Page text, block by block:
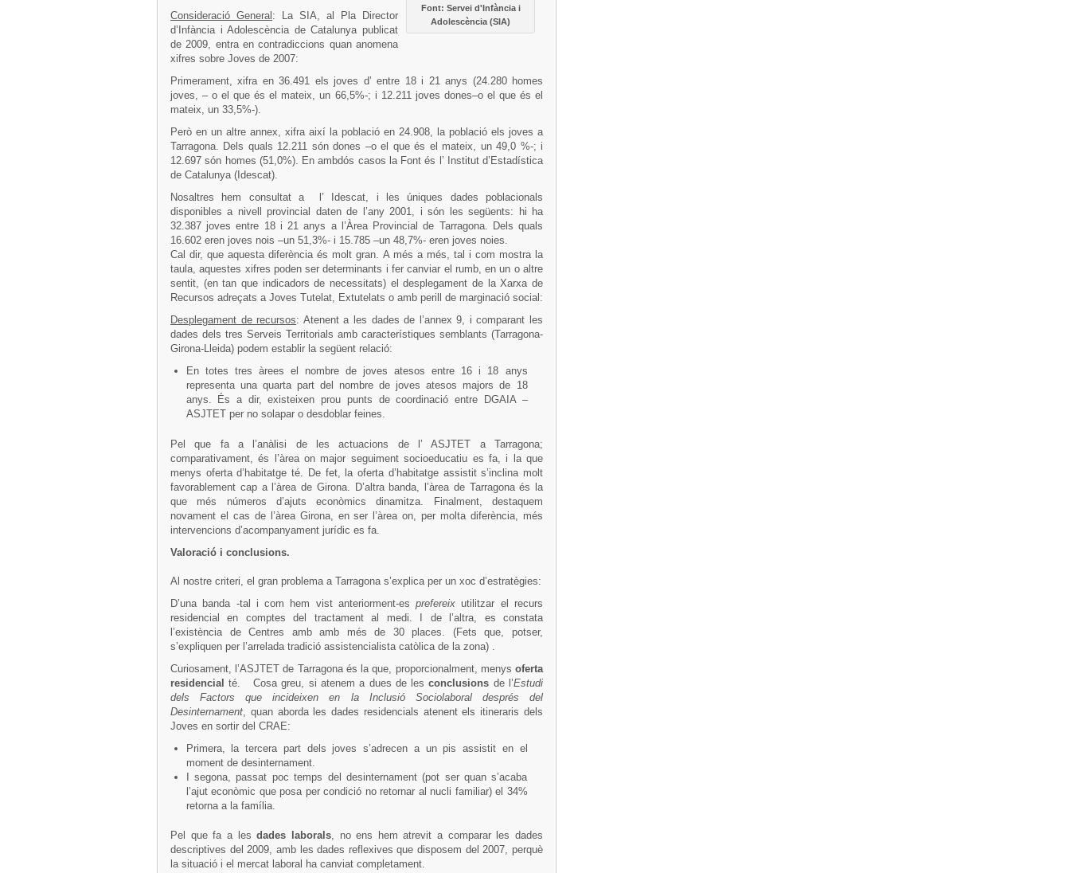
Font: Servei d'Infància i
Adolescència (SIA)
Consideració General : La SIA, al Pla Director
d’Infància i Adolescència de Catalunya publicat
de 2009, entra en contradiccions quan anomena
xifres sobre Joves de 2007:
Primerament, xifra en 36.491 els joves d’ entre 18 i 21 anys (24.280 homes
joves, – o el que és el mateix, un 66,5%-; i 12.211 joves dones–o el que és el
mateix, un 33,5%-).
Però en un altre annex, xifra així la població en 24.908, la població els joves a
Tarragona. Dels quals 12.211 són dones –o el que és el mateix, un 49,0 %-; i
12.697 són homes (51,0%). En ambdós casos la Font és l’ Institut d’Estadística
de Catalunya (Idescat).
Nosaltres hem consultat a l’ Idescat, i les úniques dades poblacionals
disponibles a nivell provincial daten de l’any 2001, i són les següents: hi ha
32.387 joves entre 18 i 21 anys a l’Àrea Provincial de Tarragona. Dels quals
16.602 eren joves nois –un 51,3%- i 15.785 –un 48,7%- eren joves noies.
Cal dir, que aquesta diferència és molt gran. A més a més, tal i com mostra la
taula, aquestes xifres poden ser determinants i fer canviar el rumb, en un o altre
sentit, (en tan que indicadors de necessitats) el desplegament de la Xarxa de
Recursos adreçats a Joves Tutelat, Extutelats o amb perill de marginació social:
Desplegament de recursos: Atenent a les dades de l’annex 9, i comparant les
dades dels tres Serveis Territorials amb característiques semblants (Tarragona-
Girona-Lleida) podem establir la següent relació:
En totes tres àrees el nombre de joves atesos entre 16 i 18 anys
representa una quarta part del nombre de joves atesos majors de 18
anys. És a dir, existeixen prou punts de coordinació entre DGAIA –
ASJTET per no solapar o desdoblar feines.
Pel que fa a l’anàlisi de les actuacions de l’ ASJTET a Tarragona;
comparativament, és l’àrea on major seguiment socioeducatiu es fa, i la que
menys oferta d’habitatge té. De fet, la oferta d’habitatge assistit s’inclina molt
favorablement cap a l’àrea de Girona. D’altra banda, l’àrea de Tarragona és la
que més números d’ajuts econòmics dinamitza. Finalment, destaquem
novament el cas de l’àrea Girona, en ser l’àrea on, per molta diferència, més
intervencions d’acompanyament jurídic es fa.
Valoració i conclusions.
Al nostre criteri, el gran problema a Tarragona s’explica per un xoc d’estratègies:
D’una banda -tal i com hem vist anteriorment-esprefereixutilitzar el recurs
residencial en comptes del tractament al medi. I de l’altra, es constata
l’existència de Centres amb amb més de 30 places. (Fets que, potser,
s’expliquen per l’arrelada tradició assistencialista catòlica de la zona) .
Curiosament, l’ASJTET de Tarragona és la que, proporcionalment, menys oferta
residencial té. Cosa greu, si atenem a dues de lesconclusions de l’Estudi
dels Factors que incideixen en la Inclusió Sociolaboral després del
Desinternament , quan aborda les dades residencials atenent els itineraris dels
Joves en sortir del CRAE:
Primera, la tercera part dels joves s’adrecen a un pis assistit en el
moment de desinternament.
I segona, passat poc temps del desinternament (pot ser quan s’acaba
l’ajut econòmic que posa per condició no retornar al nucli familiar) el 34%
retorna a la família.
Pel que fa a lesdades laborals, no ens hem atrevit a comparar les dades
descriptives del 2009, amb les dades reflexives que disposem del 2007, perquè
la situació i el mercat laboral ha canviat completament.